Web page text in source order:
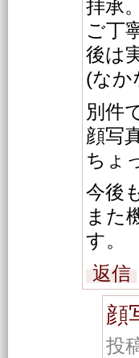
拝承。
ご丁
後は
(なか
別件
顔写
ちょ
今後
また
す。
返信
顔
投